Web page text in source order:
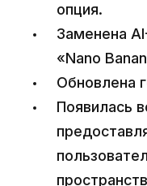
опция.
Заменена
«Nano
Обновлена
Появилась